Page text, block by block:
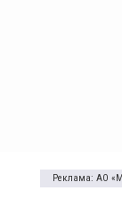
Реклама: АО